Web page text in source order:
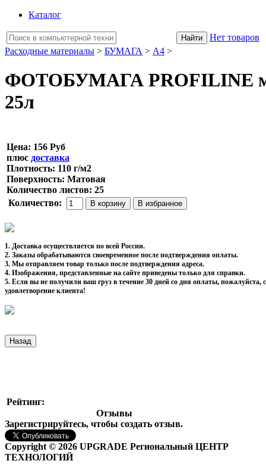
Каталог
Нет товаров
Расходные материалы > БУМАГА > A4 >
ФОТОБУМАГА PROFILINE
25л
Цена: 156 Руб
плюс доставка
Плотность: 110 г/м2
Поверхность: Матовая
Количество листов: 25
Количество:
1. Доставка осуществляется по всей России.
2. Заказы обрабатываются своевременное после подтверждения оплаты.
3. Мы отправляем товар только после подтверждения адреса.
4. Изображения, представленные на сайте приведены только для справки.
5. Если вы не получили ваш груз в течение 30 дней со дня оплаты,
удовлетворение клиента!
Рейтинг:
Отзывы
Зарегистрируйтесь, чтобы создать отзыв.
Copyright © 2026 UPGRADE Региональный ЦЕНТР
ТЕХНОЛОГИЙ